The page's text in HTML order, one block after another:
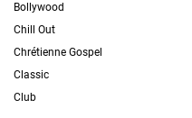
Bollywood
Chill Out
Chrétienne Gospel
Classic
Club